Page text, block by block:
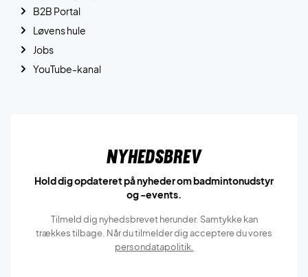
B2B Portal
Løvens hule
Jobs
YouTube-kanal
Nyhedsbrev
Hold dig opdateret på nyheder om badmintonudstyr
og -events.
Tilmeld dig nyhedsbrevet herunder. Samtykke kan
trækkes tilbage. Når du tilmelder dig acceptere du vores
persondatapolitik.